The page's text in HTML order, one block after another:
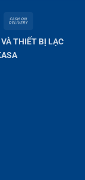
MasterCard
Delivery
THIẾT BỊ LẠC